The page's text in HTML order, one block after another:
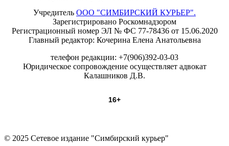
Учредитель ООО "СИМБИРСКИЙ КУРЬЕР".
Зарегистрировано Роскомнадзором
Регистрационный номер ЭЛ № ФС 77-78436 от 15.06.2020
Главный редактор: Кочерина Елена Анатольевна
телефон редакции: +7(906)392-03-03
Юридическое сопровождение осуществляет адвокат
Калашников Д.В.
16+
© 2025 Сетевое издание "Симбирский курьер"